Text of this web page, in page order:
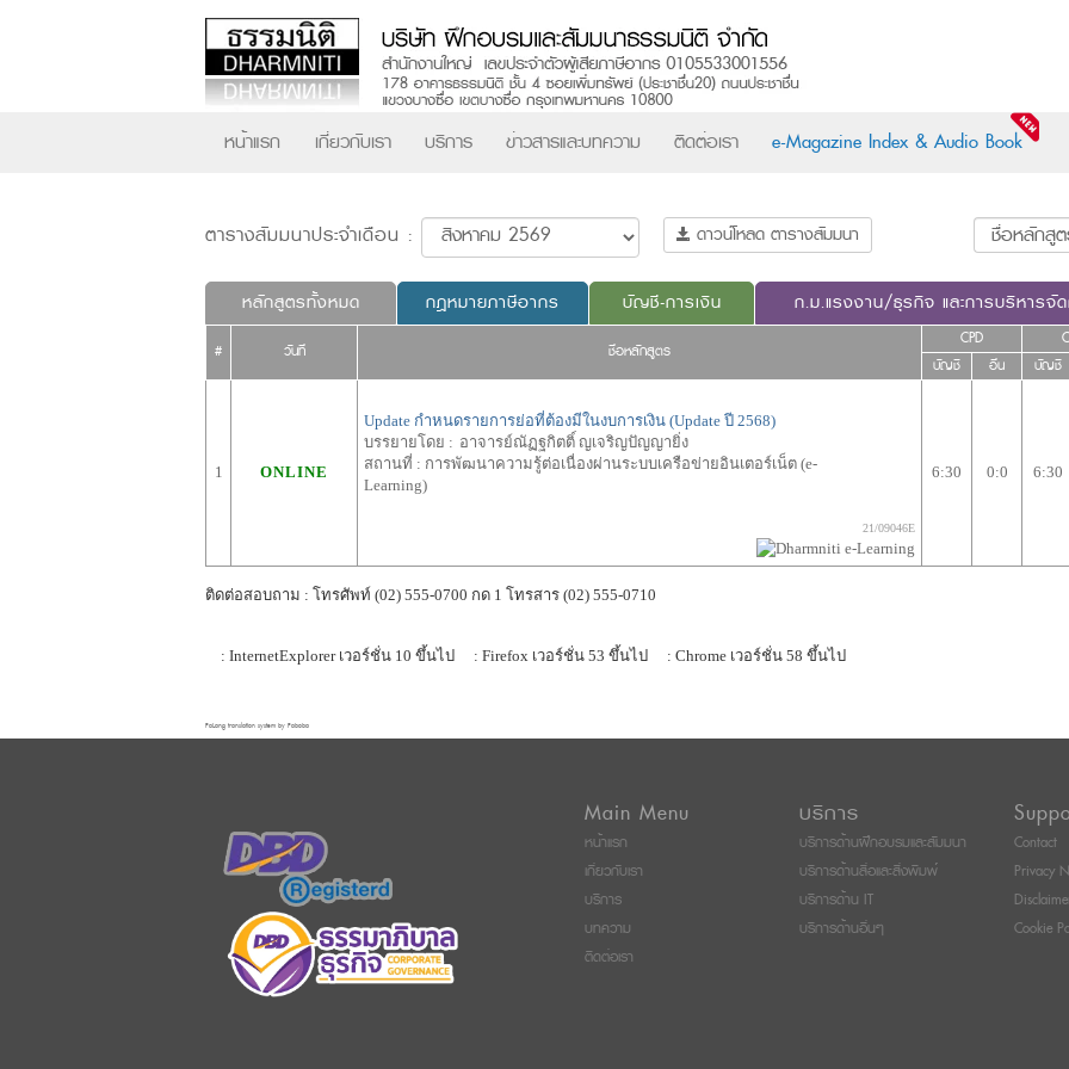
หน้าแรก เกี่ยวกับเรา บริการ ข่าวสารและบทความ ติดต่อเรา e-Magazine Index & Audio Book
ตารางสัมมนาประจำเดือน : ดาวน์โหลด ตารางสัมมนา
หลักสูตรทั้งหมด กฎหมายภาษีอากร บัญชี-การเงิน ก.ม.แรงงาน/ธุรกิจ และการบริหารจั
# วันที่ ชื่อหลักสูตร
CPD
บัญชี อื่น บัญชี
1 ONLINE
Update กำหนดรายการย่อที่ต้องมีในงบการเงิน (Update ปี 2568)
บรรยายโดย : อาจารย์ณัฏฐกิตติ์ ญเจริญปัญญายิ่ง
สถานที่ : การพัฒนาความรู้ต่อเนื่องผ่านระบบเครือข่ายอินเตอร์เน็ต (e-
Learning)
21/09046E
6:30 0:0 6:30
ติดต่อสอบถาม : โทรศัพท์ (02) 555-0700 กด 1 โทรสาร (02) 555-0710
: InternetExplorer เวอร์ชั่น 10 ขึ้นไป : Firefox เวอร์ชั่น 53 ขึ้นไป : Chrome เวอร์ชั่น 58 ขึ้นไป
FaLang translation system by Faboba
Main Menu
หน้าแรก
เกี่ยวกับเรา
บริการ
บทความ
ติดต่อเรา
บริการ
บริการด้านฝึกอบรมและสัมมนา
บริการด้านสื่อและสิ่งพิมพ์
บริการด้าน IT
บริการด้านอื่นๆ
Contact
Privacy
Cookie